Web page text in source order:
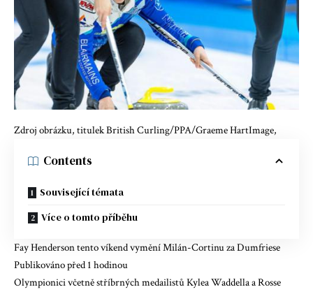
Zdroj obrázku, titulek British Curling/PPA/Graeme HartImage,
Contents
Související témata
Více o tomto příběhu
Fay Henderson tento víkend vymění Milán-Cortinu za Dumfriese
Publikováno před 1 hodinou
Olympionici včetně stříbrných medailistů Kylea Waddella a Rosse